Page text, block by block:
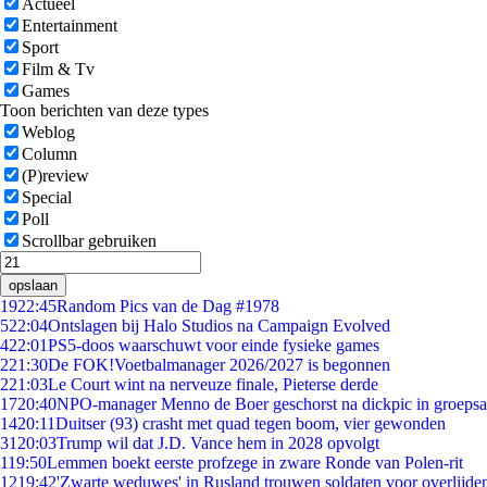
Actueel
Entertainment
Sport
Film & Tv
Games
Toon berichten van deze types
Weblog
Column
(P)review
Special
Poll
Scrollbar gebruiken
opslaan
1922:45Random Pics van de Dag #1978
522:04Ontslagen bij Halo Studios na Campaign Evolved
422:01PS5-doos waarschuwt voor einde fysieke games
221:30De FOK!Voetbalmanager 2026/2027 is begonnen
221:03Le Court wint na nerveuze finale, Pieterse derde
1720:40NPO-manager Menno de Boer geschorst na dickpic in
1420:11Duitser (93) crasht met quad tegen boom, vier gewonden
31 20:03Trump wil dat J.D. Vance hem in 2028 opvolgt
119:50Lemmen boekt eerste profzege in zware Ronde van Polen-rit
1219:42'Zwarte weduwes' in Rusland trouwen soldaten voor